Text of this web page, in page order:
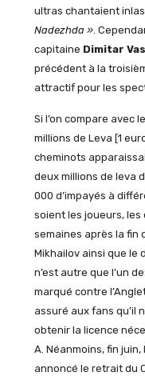
ultras chantaient
Nadezhda ».
capitaine Dimitar
précédent à la
attractif pour les
Si l’on compare avec
millions de Leva [1
cheminots
deux millions de leva
000 d’impayés à
soient les joueurs, les
semaines après la fin
Mikhailov ainsi que le
n’est autre que l’un
marqué contre
assuré aux fans qu’il
obtenir la licence
A. Néanmoins, fin
annoncé le retrait du